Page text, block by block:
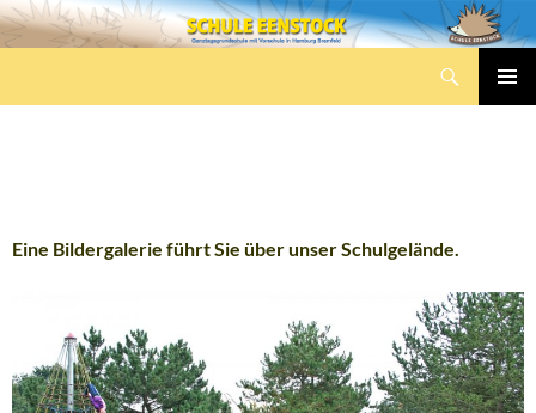
Zum
Inhalt
Eine Bildergalerie führt Sie über unser Schulgelände.